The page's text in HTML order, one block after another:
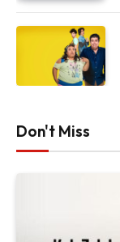
Don't Miss